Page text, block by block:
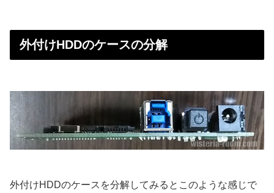
外付けHDDのケースの分解
外付けHDDのケースを分解してみるとこのような感じで